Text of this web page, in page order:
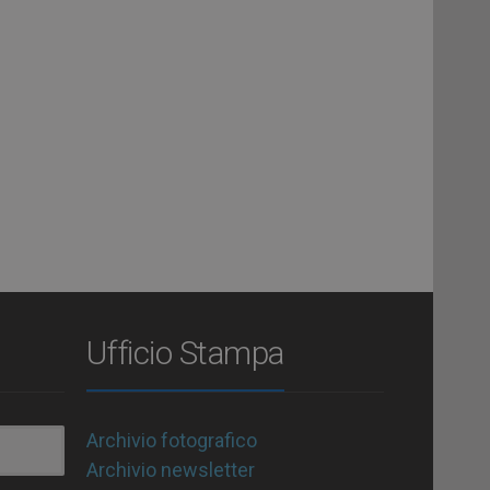
Ufficio Stampa
Archivio fotografico
Archivio newsletter